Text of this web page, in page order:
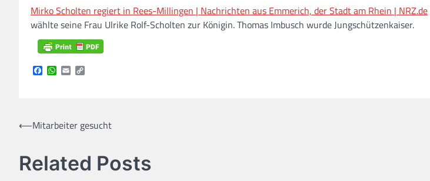
Mirko Scholten regiert in Rees-Millingen | Nachrichten aus Emmerich, der Stadt am Rhein | NRZ.de
wählte seine Frau Ulrike Rolf-Scholten zur Königin. Thomas Imbusch wurde Jungschützenkaiser.
Facebook
WhatsApp
Email
Beitragsnavigation
⟵Mitarbeiter gesucht
Related Posts